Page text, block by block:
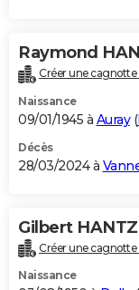
Raymond
Créer une cagnotte
Naissance
09/01/1945 à Auray(
Décès
28/03/2024 à
Gilbert HANTZ
Créer une cagnotte
Naissance